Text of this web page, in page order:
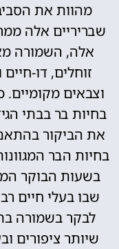
מהוות את
שבריריים אלה
אלה, השמורה
זוחלים, דו-חיים
וצבאים מקומיים.
בחיות בר בבתי
את הביקור
בחיות הבר
בשעות הבוקר
שבו בעלי חיים
לבקר בשמורה
שיותר ציפורים